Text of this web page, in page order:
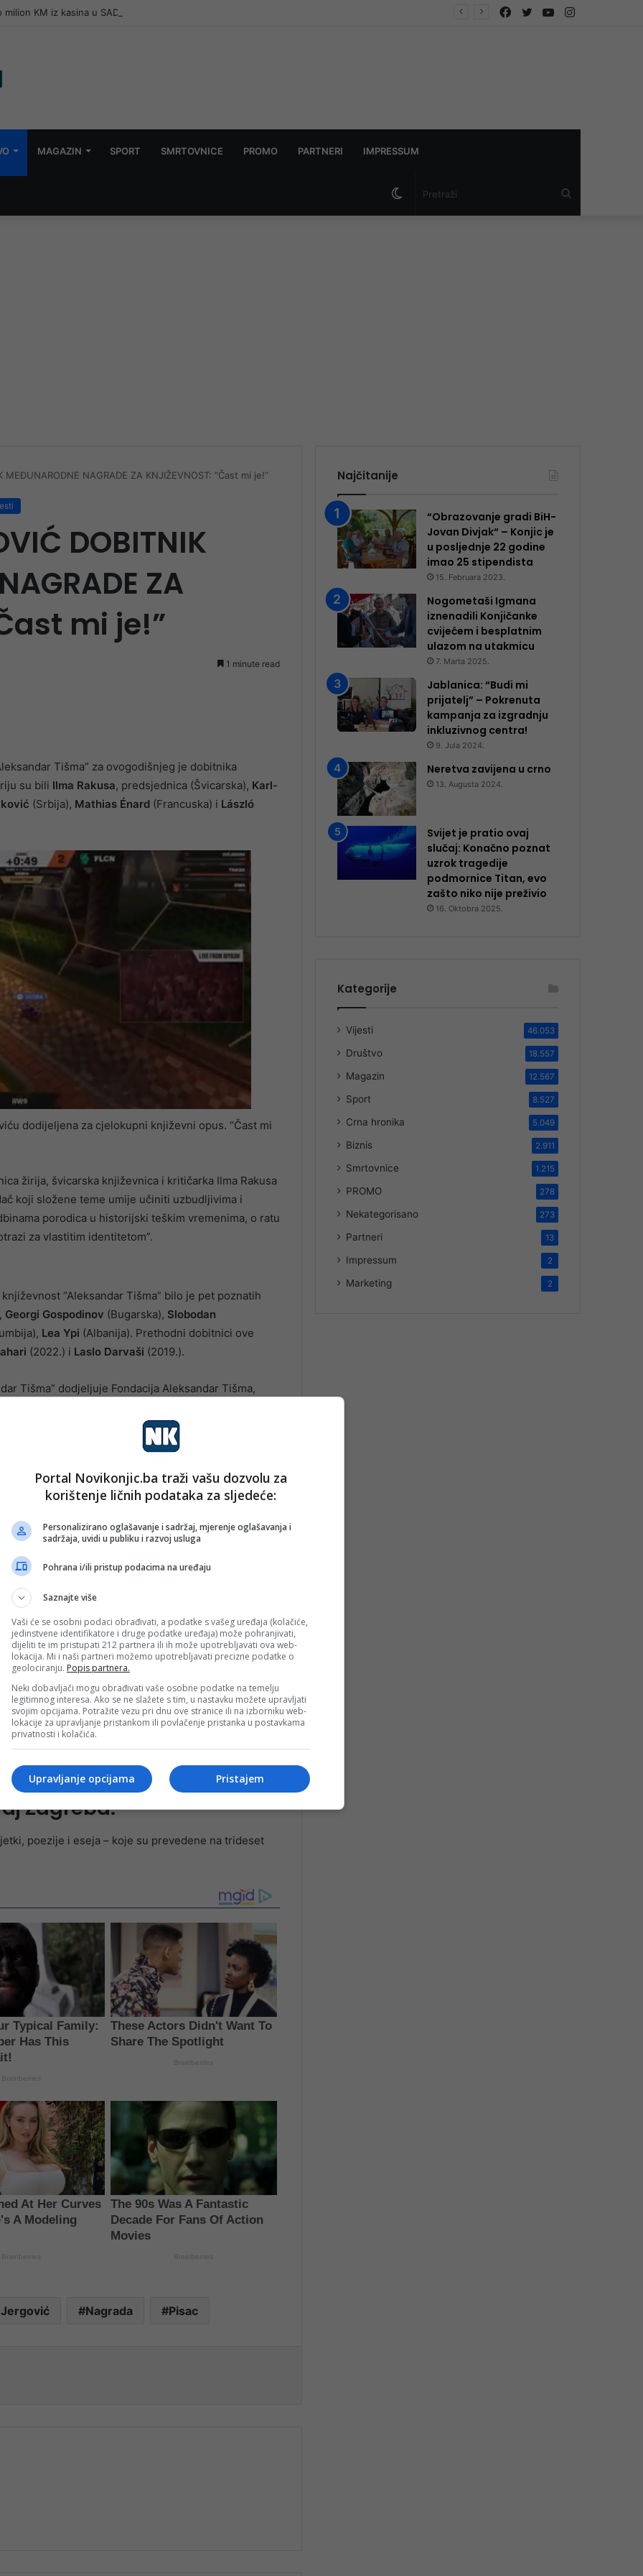
milion KM iz kasina u SAD-u, završio u zatvoru, a onda napisao svoju priču Instagram
YouTube
Twitter
Facebook
MAGAZIN SPORT SMRTOVNICE PROMO PARTNERI IMPRESSUM
Switch
MEĐUNARODNE NAGRADE ZA KNJIŽEVNOST: “Čast mi je!”
DOBITNIK
ZA
mi je!”
1 minute read
Tišma” za ovogodišnjeg je dobitnika
su bili Ilma Rakusa, predsjednica (Švicarska), Karl-
(Srbija), Mathias Énard (Francuska) i László
dodijeljena za cjelokupni književni opus. “Čast mi
žirija, švicarska književnica i kritičarka Ilma Rakusa
koji složene teme umije učiniti uzbudljivima i
porodica u historijski teškim vremenima, o ratu
za vlastitim identitetom”.
“Aleksandar Tišma” bilo je pet poznatih
Georgi Gospodinov (Bugarska), Slobodan
Lea Ypi (Albanija). Prethodni dobitnici ove
(2022.) i Laslo Darvaši (2019.).
Tišma” dodjeljuje Fondacija Aleksandar Tišma,
1966. godine u Sarajevu, a
Zagreba.
poezije i eseja – koje su prevedene na trideset
Nagrada Pisac
Najčitanije
“Obrazovanje gradi BiH-
Jovan Divjak“ – Konjic je
u posljednje 22 godine
imao 25 ​​stipendista
15. Februara 2023.
Nogometaši Igmana
iznenadili Konjičanke
cvijećem i besplatnim
ulazom na utakmicu
7. Marta 2025.
Jablanica: “Budi mi
prijatelj” – Pokrenuta
kampanja za izgradnju
inkluzivnog centra!
9. Jula 2024.
Neretva zavijena u crno
13. Augusta 2024.
Svijet je pratio ovaj
slučaj: Konačno poznat
uzrok tragedije
podmornice Titan, evo
zašto niko nije preživio
16. Oktobra 2025.
Kategorije
Vijesti 46.053
Društvo 18.557
Magazin 12.567
Sport 8.527
Crna hronika 5.049
Biznis 2.911
Smrtovnice 1.215
PROMO 278
Nekategorisano 273
Partneri 13
Impressum 2
Marketing 2
Portal Novikonjic.ba traži vašu dozvolu za
korištenje ličnih podataka za sljedeće:
Personalizirano oglašavanje i sadržaj, mjerenje oglašavanja i
sadržaja, uvidi u publiku i razvoj usluga
Pohrana i/ili pristup podacima na uređaju
Saznajte više
Vaši će se osobni podaci obrađivati, a podatke s vašeg uređaja (kolačiće,
jedinstvene identifikatore i druge podatke uređaja) može pohranjivati,
dijeliti te im pristupati 212 partnera ili ih može upotrebljavati ova web-
lokacija. Mi i naši partneri možemo upotrebljavati precizne podatke o
geolociranju. Popis partnera.
Neki dobavljači mogu obrađivati vaše osobne podatke na temelju
legitimnog interesa. Ako se ne slažete s tim, u nastavku možete upravljati
svojim opcijama. Potražite vezu pri dnu ove stranice ili na izborniku web-
lokacije za upravljanje pristankom ili povlačenje pristanka u postavkama
privatnosti i kolačića.
Pristajem
Upravljanje opcijama